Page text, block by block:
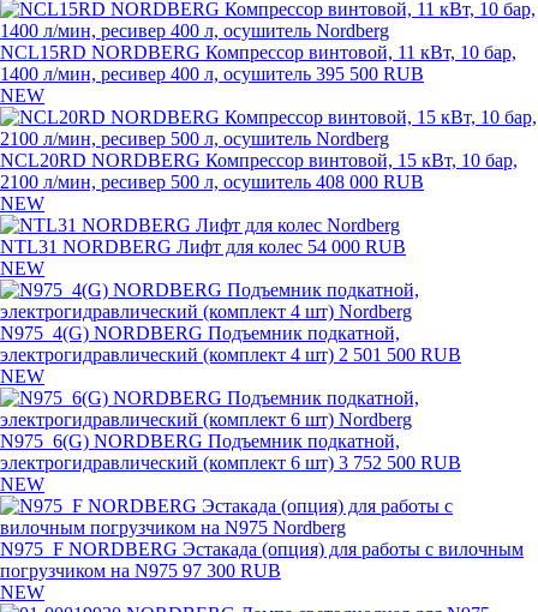
NCL15RD NORDBERG Компрессор винтовой, 11 кВт, 10 бар,
1400 л/мин, ресивер 400 л, осушитель 395 500 RUB
NEW
NCL20RD NORDBERG Компрессор винтовой, 15 кВт, 10 бар,
2100 л/мин, ресивер 500 л, осушитель 408 000 RUB
NEW
NTL31 NORDBERG Лифт для колес 54 000 RUB
NEW
N975_4(G) NORDBERG Подъемник подкатной,
электрогидравлический (комплект 4 шт) 2 501 500 RUB
NEW
N975_6(G) NORDBERG Подъемник подкатной,
электрогидравлический (комплект 6 шт) 3 752 500 RUB
NEW
N975_F NORDBERG Эстакада (опция) для работы с вилочным
погрузчиком на N975 97 300 RUB
NEW